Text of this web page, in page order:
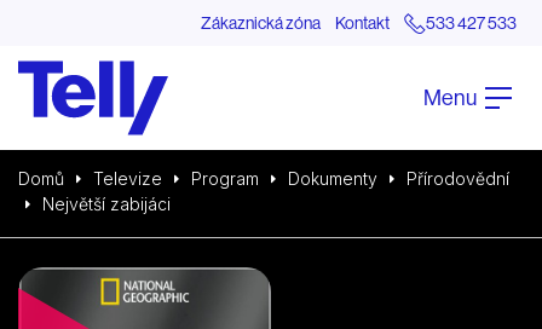
Zákaznická zóna Kontakt 533 427 533
Menu
Domů Televize Program Dokumenty
Přírodovědní
Největší zabijáci